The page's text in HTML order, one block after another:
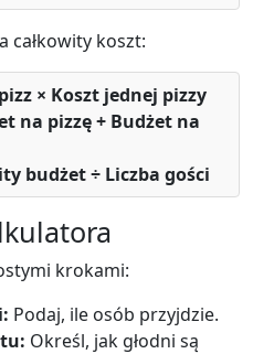
całkowity koszt:
× Koszt jednej pizzy
na pizzę + Budżet na
budżet ÷ Liczba gości
krokami:
Podaj, ile osób przyjdzie.
Określ, jak głodni są